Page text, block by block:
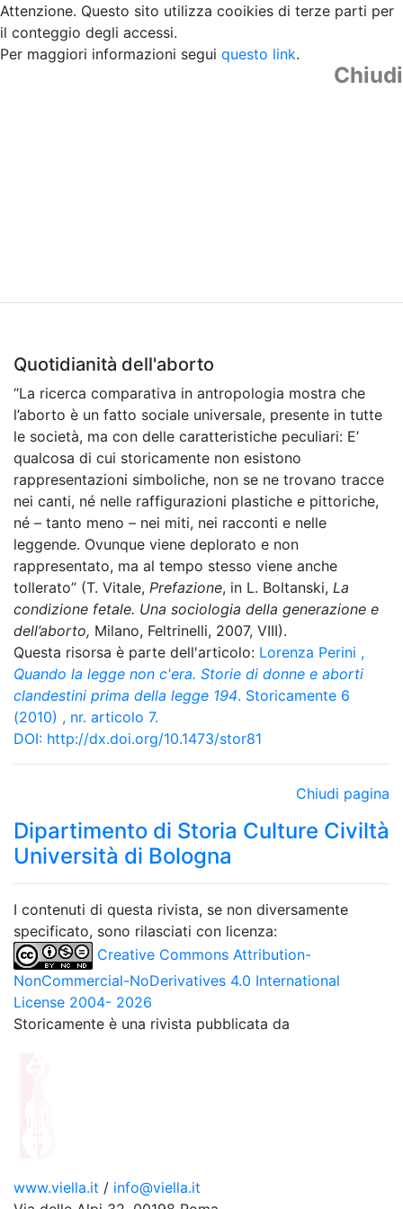
Attenzione. Questo sito utilizza cooikies di terze parti per
il conteggio degli accessi.
Per maggiori informazioni segui questo link.
Chiudi
Quotidianità dell'aborto
“La ricerca comparativa in antropologia mostra che
l’aborto è un fatto sociale universale, presente in tutte
le società, ma con delle caratteristiche peculiari: E’
qualcosa di cui storicamente non esistono
rappresentazioni simboliche, non se ne trovano tracce
nei canti, né nelle raffigurazioni plastiche e pittoriche,
né – tanto meno – nei miti, nei racconti e nelle
leggende. Ovunque viene deplorato e non
rappresentato, ma al tempo stesso viene anche
tollerato” (T. Vitale, Prefazione, in L. Boltanski, La
condizione fetale. Una sociologia della generazione e
dell’aborto, Milano, Feltrinelli, 2007, VIII).
Questa risorsa è parte dell'articolo: Lorenza Perini ,
Quando la legge non c'era. Storie di donne e aborti
clandestini prima della legge 194. Storicamente 6
(2010) , nr. articolo 7.
DOI: http://dx.doi.org/10.1473/stor81
Chiudi pagina
Dipartimento di Storia Culture Civiltà
Università di Bologna
I contenuti di questa rivista, se non diversamente
specificato, sono rilasciati con licenza:
Creative Commons Attribution-
NonCommercial-NoDerivatives 4.0 International
License 2004- 2026
Storicamente è una rivista pubblicata da
www.viella.it / info@viella.it